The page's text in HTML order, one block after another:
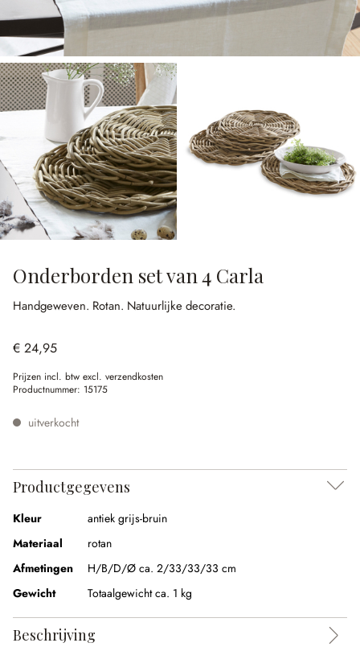
Onderborden set van 4 Carla
Handgeweven. Rotan. Natuurlijke decoratie.
€ 24,95
Prijzen incl. btw excl. verzendkosten
Productnummer: 15175
uitverkocht
Productgegevens
Kleur
antiek grijs-bruin
Materiaal
rotan
Afmetingen
H/B/D/Ø ca. 2/33/33/33 cm
Gewicht
Totaalgewicht ca. 1 kg
Beschrijving